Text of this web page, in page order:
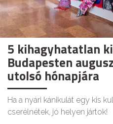
5 kihagyhatatlan
Budapesten
utolsó hónapjára
Ha a nyári kánikulát egy kis
cserélnétek, jó helyen jártok!